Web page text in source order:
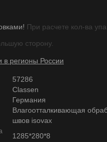
При расчете кол-ва
сторону.
регионы России
57286
Classen
Германия
Влагоотталкивающая
швов isovax
1285*280*8